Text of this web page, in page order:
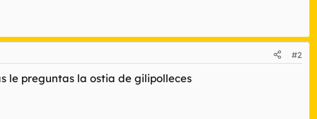
#2
le preguntas la ostia de gilipolleces